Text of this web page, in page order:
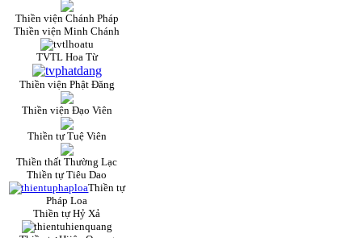
Thiền viện Chánh Pháp
Thiền viện Minh Chánh
TVTL Hoa Từ
Thiền viện Phật Đăng
Thiền viện Đạo Viên
Thiền tự Tuệ Viên
Thiền thất Thường Lạc
Thiền tự Tiêu Dao
Thiền tự
Pháp Loa
Thiền tự Hỷ Xả